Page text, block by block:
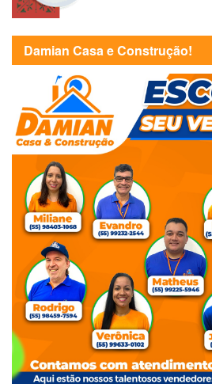
Damian Casa e Construção!